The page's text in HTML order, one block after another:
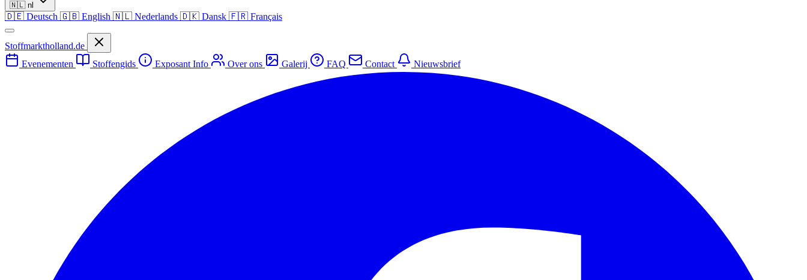
🇳🇱 nl
🇩🇪 Deutsch 🇬🇧 English 🇳🇱 Nederlands 🇩🇰 Dansk 🇫🇷 Français
Stoffmarktholland.de
Evenementen
Stoffengids Exposant Info Over ons Galerij FAQ Contact Nieuwsbrief